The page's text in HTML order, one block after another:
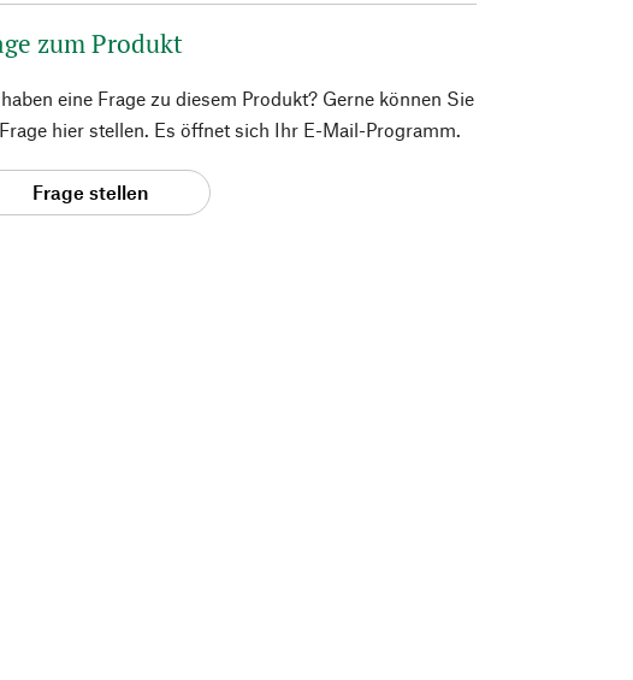
zum Produkt
eine Frage zu diesem Produkt? Gerne können Sie
hier stellen. Es öffnet sich Ihr E-Mail-Programm.
Frage stellen